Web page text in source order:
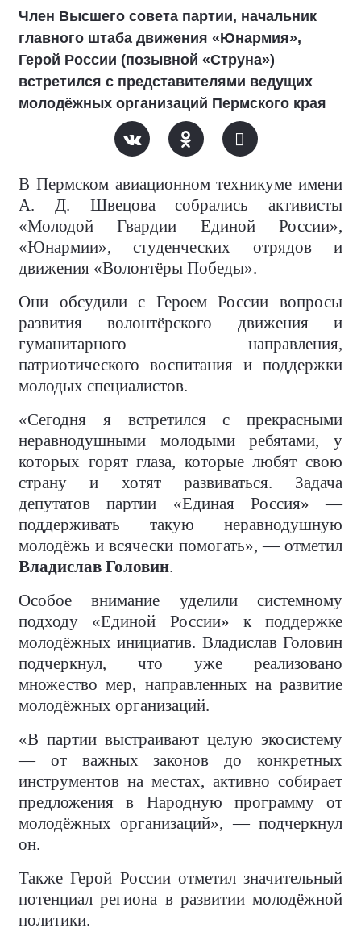
Член Высшего совета партии, начальник
главного штаба движения «Юнармия»,
Герой России (позывной «Струна»)
встретился с представителями ведущих
молодёжных организаций Пермского края
В Пермском авиационном техникуме имени
А. Д. Швецова собрались активисты
«Молодой Гвардии Единой России»,
«Юнармии», студенческих отрядов и
движения «Волонтёры Победы».
Они обсудили с Героем России вопросы
развития волонтёрского движения и
гуманитарного направления,
патриотического воспитания и поддержки
молодых специалистов.
«Сегодня я встретился с прекрасными
неравнодушными молодыми ребятами, у
которых горят глаза, которые любят свою
страну и хотят развиваться. Задача
депутатов партии «Единая Россия» —
поддерживать такую неравнодушную
молодёжь и всячески помогать», — отметил
Владислав Головин.
Особое внимание уделили системному
подходу «Единой России» к поддержке
молодёжных инициатив. Владислав Головин
подчеркнул, что уже реализовано
множество мер, направленных на развитие
молодёжных организаций.
«В партии выстраивают целую экосистему
— от важных законов до конкретных
инструментов на местах, активно собирает
предложения в Народную программу от
молодёжных организаций», — подчеркнул
он.
Также Герой России отметил значительный
потенциал региона в развитии молодёжной
политики.